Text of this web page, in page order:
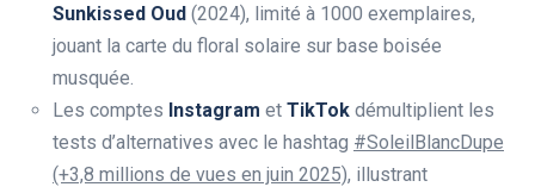
Sunkissed Oud (2024), limité à 1000 exemplaires,
jouant la carte du floral solaire sur base boisée
musquée.
Les comptes Instagram et TikTok démultiplient les
tests d’alternatives avec le hashtag #SoleilBlancDupe
(+3,8 millions de vues en juin 2025), illustrant